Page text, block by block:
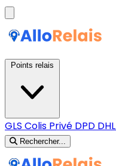
GLS Colis Privé DPD DHL
Rechercher...